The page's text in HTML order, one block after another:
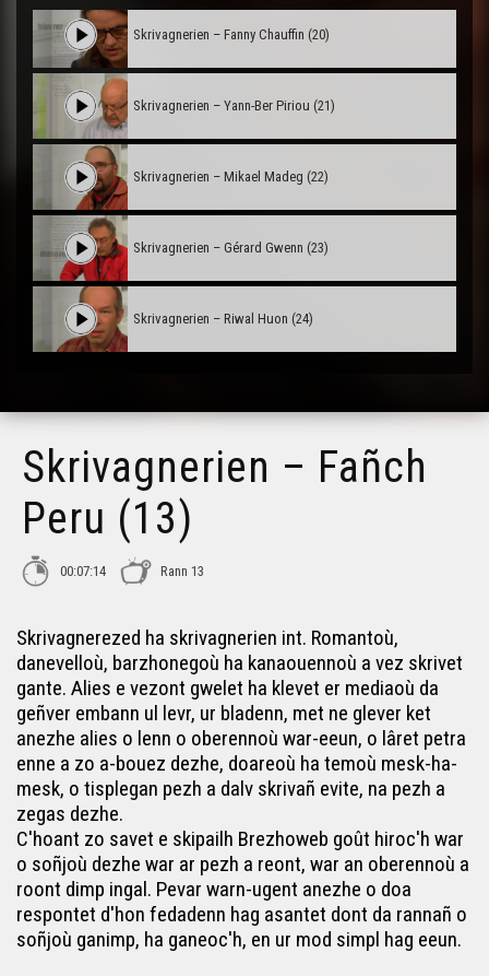
Skrivagnerien – Fanny Chauffin (20)
Skrivagnerien – Yann-Ber Piriou (21)
Skrivagnerien – Mikael Madeg (22)
Skrivagnerien – Gérard Gwenn (23)
Skrivagnerien – Riwal Huon (24)
Skrivagnerien – Fañch
Peru (13)
00:07:14 Rann 13
Skrivagnerezed ha skrivagnerien int. Romantoù,
danevelloù, barzhonegoù ha kanaouennoù a vez skrivet
gante. Alies e vezont gwelet ha klevet er mediaoù da
geñver embann ul levr, ur bladenn, met ne glever ket
anezhe alies o lenn o oberennoù war-eeun, o lâret petra
enne a zo a-bouez dezhe, doareoù ha temoù mesk-ha-
mesk, o tisplegan pezh a dalv skrivañ evite, na pezh a
zegas dezhe.
C'hoant zo savet e skipailh Brezhoweb goût hiroc'h war
o soñjoù dezhe war ar pezh a reont, war an oberennoù a
roont dimp ingal. Pevar warn-ugent anezhe o doa
respontet d'hon fedadenn hag asantet dont da rannañ o
soñjoù ganimp, ha ganeoc'h, en ur mod simpl hag eeun.